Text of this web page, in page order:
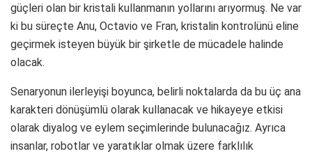
güçleri olan bir kristali kullanmanın yollarını arıyormuş. Ne var
ki bu süreçte Anu, Octavio ve Fran, kristalin kontrolünü eline
geçirmek isteyen büyük bir şirketle de mücadele halinde
olacak.
Senaryonun ilerleyişi boyunca, belirli noktalarda da bu üç ana
karakteri dönüşümlü olarak kullanacak ve hikayeye etkisi
olarak diyalog ve eylem seçimlerinde bulunacağız. Ayrıca
insanlar, robotlar ve yaratıklar olmak üzere farklılık